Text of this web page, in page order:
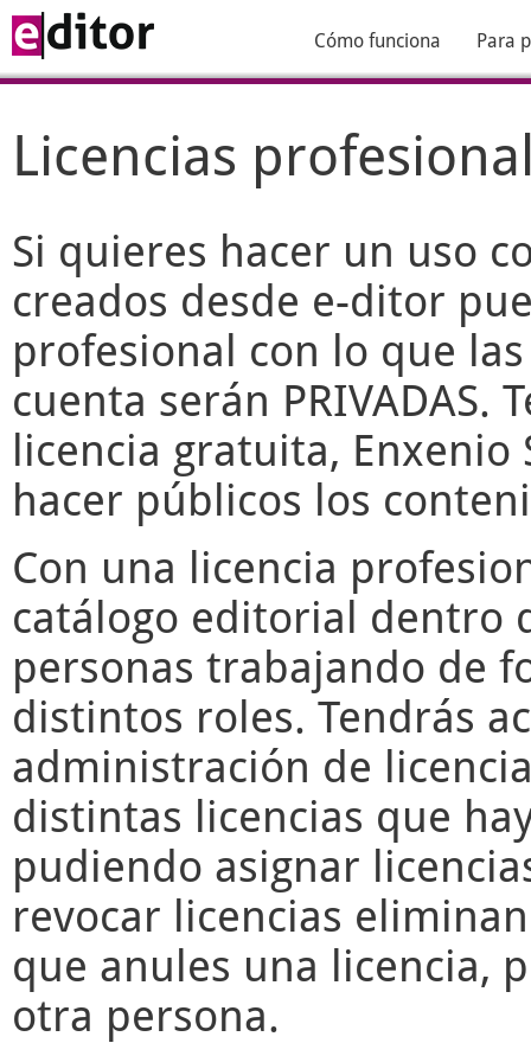
Cómo funciona Para
Licencias
Si quieres hacer un uso
creados desde e-ditor
profesional con lo que
cuenta serán PRIVADAS.
licencia gratuita, Enxenio
hacer públicos los
Con una licencia
catálogo editorial dentro
personas trabajando de
distintos roles. Tendrás
administración de
distintas licencias que
pudiendo asignar
revocar licencias
que anules una licencia,
otra persona.